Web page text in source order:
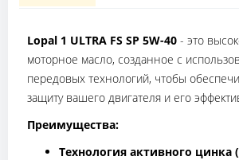
Lopal 1 ULTRA FS SP 5W-40 - это
моторное масло, созданное с
передовых технологий, чтобы
защиту вашего двигателя и его
Преимущества:
Технология активного цинка